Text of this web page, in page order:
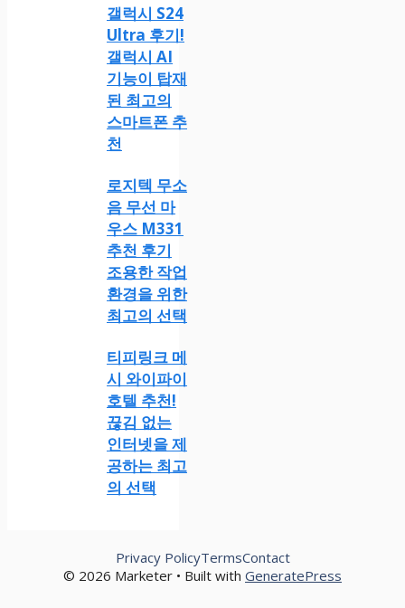
갤럭시 S24
Ultra 후기!
갤럭시 AI
기능이 탑재
된 최고의
스마트폰 추
천
로지텍 무소
음 무선 마
우스 M331
추천 후기
조용한 작업
환경을 위한
최고의 선택
티피링크 메
시 와이파이
호텔 추천!
끊김 없는
인터넷을 제
공하는 최고
의 선택
© 2026 Marketer • Built with GeneratePress
Privacy PolicyTermsContact